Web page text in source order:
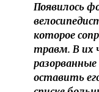
Появилось
которое
травм. В их
оставить